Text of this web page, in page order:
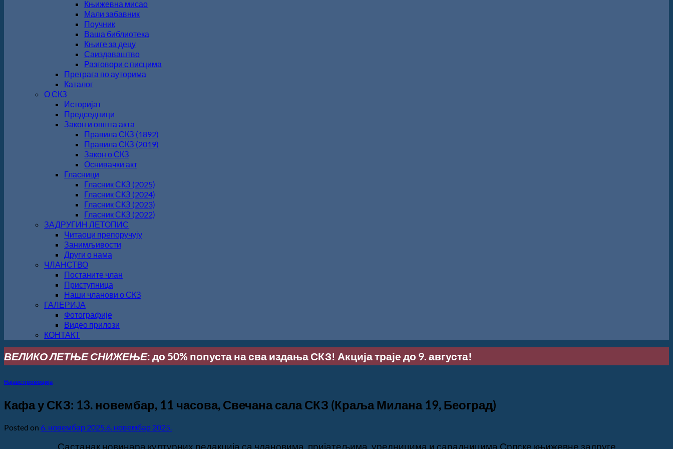
Књижевна мисао
Мали забавник
Поучник
Ваша библиотека
Књиге за децу
Саиздаваштво
Разговори с писцима
Претрага по ауторима
Каталог
О СКЗ
Историјат
Председници
Закон и општа акта
Правила СКЗ (1892)
Правила СКЗ (2019)
Закон о СКЗ
Оснивачки акт
Гласници
Гласник СКЗ (2025)
Гласник СКЗ (2024)
Гласник СКЗ (2023)
Гласник СКЗ (2022)
ЗАДРУГИН ЛЕТОПИС
Читаоци препоручују
Занимљивости
Други о нама
ЧЛАНСТВО
Постаните члан
Приступница
Наши чланови о СКЗ
ГАЛЕРИЈА
Фотографије
Видео прилози
КОНТАКТ
ВЕЛИКО ЛЕТЊЕ СНИЖЕЊЕ: до 50% попуста на сва издања СКЗ! Акција траје до 9. августа!
Најаве промоција
Кафа у СКЗ: 13. новембар, 11 часова, Свечана сала СКЗ (Краља Милана 19, Београд)
Posted on 6. новембар 2025.6. новембар 2025.
Састанак новинара културних редакција са члановима, пријатељима, уредницима и сарадницима Српске књижевне задруге